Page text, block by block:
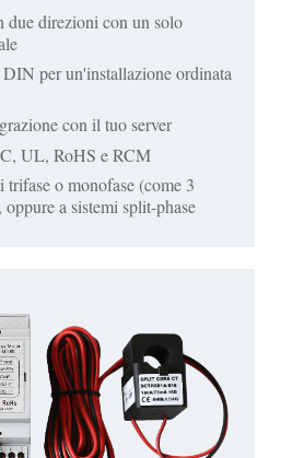
due direzioni con un solo
per un'installazione ordinata
con il tuo server
UL, RoHS e RCM
o monofase (come 3
a sistemi split-phase